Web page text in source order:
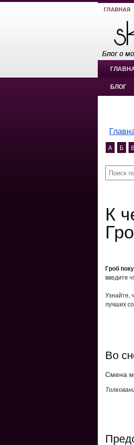
ГЛАВНАЯ
БЛОГ
А Б
К чему снится Гроб покупать?
Гроб
введите
Узнайте,
лучших
Во
Смена